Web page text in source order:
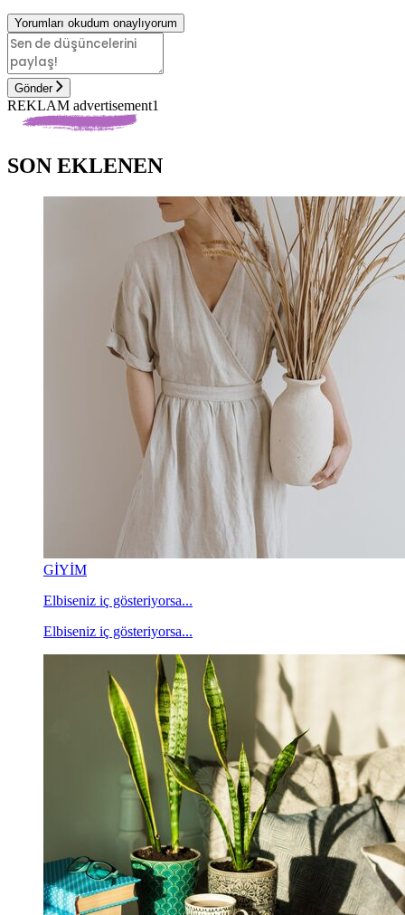
Yorumları okudum onaylıyorum
Gönder
REKLAM advertisement1
SON EKLENEN
GİYİM
Elbiseniz iç gösteriyorsa...
Elbiseniz iç gösteriyorsa...